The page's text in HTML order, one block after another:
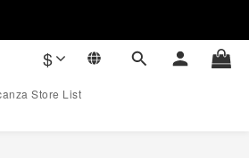
$
Store List